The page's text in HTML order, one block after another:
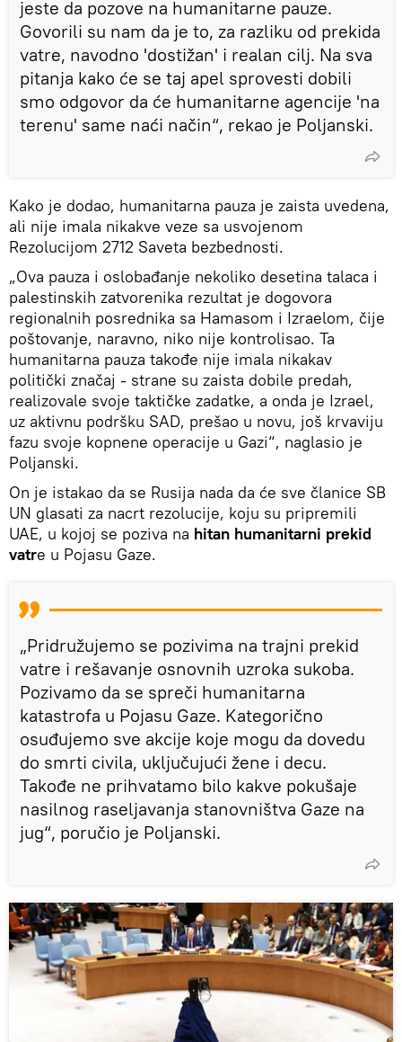
jeste da pozove na humanitarne pauze.
Govorili su nam da je to, za razliku od prekida
vatre, navodno 'dostižan' i realan cilj. Na sva
pitanja kako će se taj apel sprovesti dobili
smo odgovor da će humanitarne agencije 'na
terenu' same naći način“, rekao je Poljanski.
Kako je dodao, humanitarna pauza je zaista uvedena,
ali nije imala nikakve veze sa usvojenom
Rezolucijom 2712 Saveta bezbednosti.
„Ova pauza i oslobađanje nekoliko desetina talaca i
palestinskih zatvorenika rezultat je dogovora
regionalnih posrednika sa Hamasom i Izraelom, čije
poštovanje, naravno, niko nije kontrolisao. Ta
humanitarna pauza takođe nije imala nikakav
politički značaj - strane su zaista dobile predah,
realizovale svoje taktičke zadatke, a onda je Izrael,
uz aktivnu podršku SAD, prešao u novu, još krvaviju
fazu svoje kopnene operacije u Gazi“, naglasio je
Poljanski.
On je istakao da se Rusija nada da će sve članice SB
UN glasati za nacrt rezolucije, koju su pripremili
UAE, u kojoj se poziva na hitan humanitarni prekid
vatre u Pojasu Gaze.
„Pridružujemo se pozivima na trajni prekid
vatre i rešavanje osnovnih uzroka sukoba.
Pozivamo da se spreči humanitarna
katastrofa u Pojasu Gaze. Kategorično
osuđujemo sve akcije koje mogu da dovedu
do smrti civila, uključujući žene i decu.
Takođe ne prihvatamo bilo kakve pokušaje
nasilnog raseljavanja stanovništva Gaze na
jug“, poručio je Poljanski.